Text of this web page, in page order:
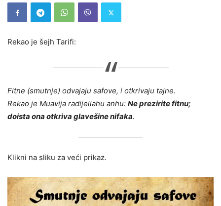
Rekao je šejh Tarifi:
Fitne (smutnje) odvajaju safove, i otkrivaju tajne.
Rekao je Muavija radijellahu anhu: Ne prezirite fitnu;
doista ona otkriva glavešine nifaka.
Klikni na sliku za veći prikaz.